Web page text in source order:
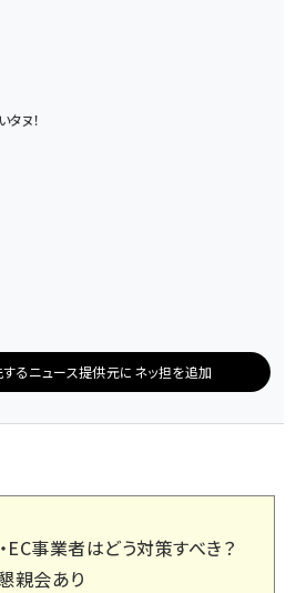
ヌ！
るニュース提供元にネッ担を追加
EC事業者はどう対策すべき？
親会あり